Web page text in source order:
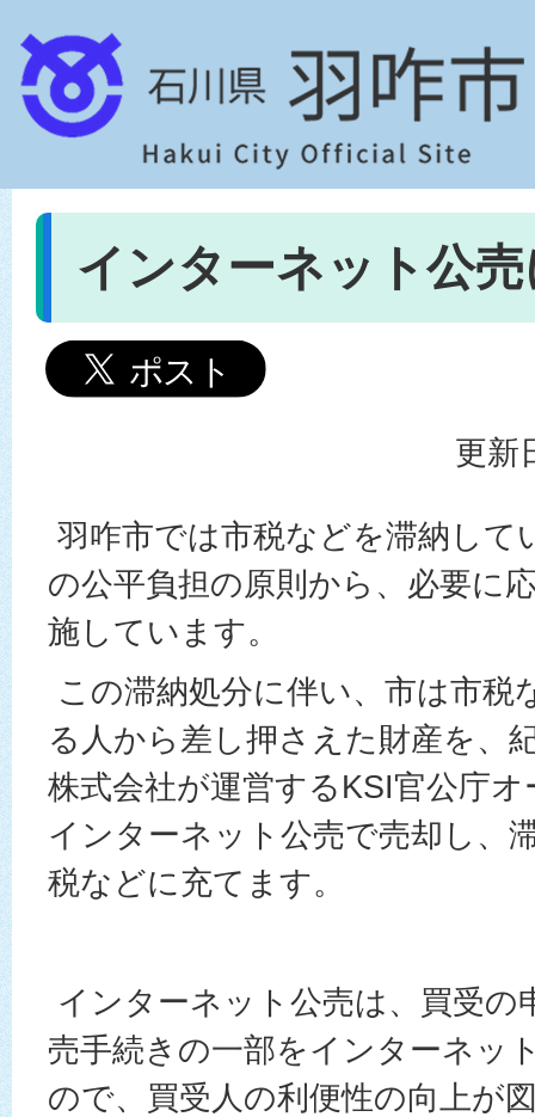
インターネット公
更新
羽咋市では市税などを滞納して
の公平負担の原則から、必要に
施しています。
この滞納処分に伴い、市は市税
る人から差し押さえた財産を、
株式会社が運営するKSI官公庁
インターネット公売で売却し、
税などに充てます。
インターネット公売は、買受の
売手続きの一部をインターネッ
ので、買受人の利便性の向上が